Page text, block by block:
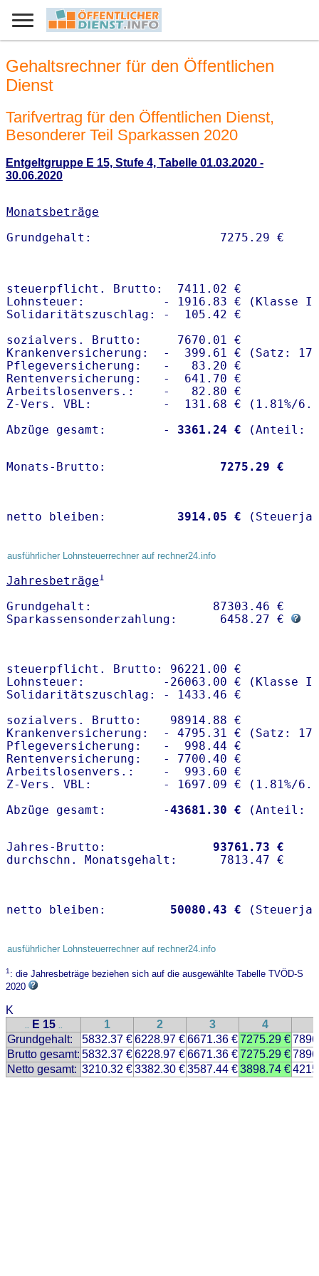
Gehaltsrechner für den Öffentlichen
Dienst
Tarifvertrag für den Öffentlichen Dienst,
Besonderer Teil Sparkassen 2020
Entgeltgruppe E 15, Stufe 4, Tabelle 01.03.2020 -
30.06.2020
Monatsbeträge
steuerpflicht. Brutto:  7411.02 €
Lohnsteuer:           - 1916.83 € (Klasse I)
Solidaritätszuschlag: -  105.42 €
sozialvers. Brutto:     7670.01 €
Krankenversicherung:  -  399.61 € (Satz:
Pflegeversicherung:   -   83.20 €
Rentenversicherung:   -  641.70 €
Arbeitslosenvers.:    -   82.80 €
Z-Vers. VBL:          -  131.68 € ( 1.81%/
Abzüge gesamt:        -
3361.24 €
Monats-Brutto: 7275.29 €
netto bleiben: 3914.05 €
ausführlicher Lohnsteuerrechner auf rechner24.info
Jahresbeträge1
Grundgehalt:                 87303.46 €
Sparkassensonderzahlung:      6458.27 €
steuerpflicht. Brutto: 96221.00 €
Lohnsteuer:           -26063.00 € (Klasse I)
Solidaritätszuschlag: - 1433.46 €
sozialvers. Brutto:    98914.88 €
Krankenversicherung:  - 4795.31 € (Satz:
Pflegeversicherung:   -  998.44 €
Rentenversicherung:   - 7700.40 €
Arbeitslosenvers.:    -  993.60 €
Z-Vers. VBL:          - 1697.09 € ( 1.81%/
Abzüge gesamt:        -43681.30 €
Jahres-Brutto: 93761.73 €
netto bleiben: 50080.43 €
ausführlicher Lohnsteuerrechner auf rechner24.info
1: die Jahresbeträge beziehen sich auf die ausgewählte Tabelle TVÖD-S
2020
K
.. E 15 .. 1 2 3 4
Grundgehalt:
5832.37 €6228.97 €6671.36 €7275.29 €
Brutto gesamt: 5832.37 €6228.97 €6671.36 €7275.29 €
Netto gesamt: 3210.32 €3382.30 €3587.44 €3898.74 €